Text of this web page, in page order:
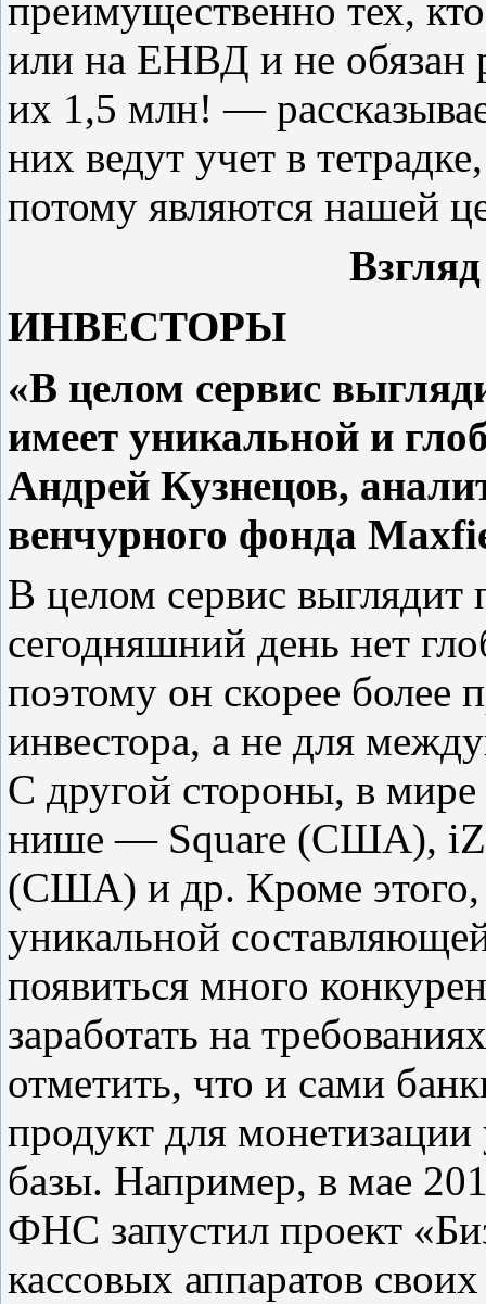
преимущественно тех,
или на ЕНВД и не обязан
их 1,5 млн! —
них ведут учет в
потому являются нашей
ИНВЕСТОРЫ
«В целом сервис
имеет уникальной и
Андрей Кузнецов,
венчурного фонда
В целом сервис выглядит
сегодняшний день нет
поэтому он скорее более
инвестора, а не для
С другой стороны, в
нише — Square (США),
(США) и др. Кроме этого,
уникальной
появиться много
заработать на
отметить, что и сами
продукт для
базы. Например, в мае
ФНС запустил проект
кассовых аппаратов